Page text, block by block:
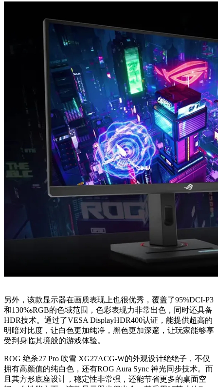
另外，该款显示器在画质表现上也很优秀，覆盖了95%DCI-P3
和130%sRGB的色域范围，色彩表现力非常出色，同时还具备
HDR技术。通过了VESA DisplayHDR400认证，能提供超高的
明暗对比度，让白色更加纯净，黑色更加深邃，让玩家能够享
受到身临其境般的游戏体验。
ROG 绝杀27 Pro 吹雪 XG27ACG-W的外观设计绝绝子，不仅
拥有高颜值的纯白色，还有ROG Aura Sync 神光同步技术。而
且其方形底座设计，稳定性非常强，还能节省更多的桌面空